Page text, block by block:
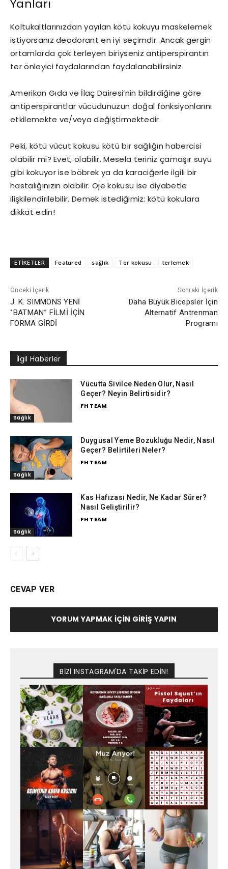
Yanları
Koltukaltlarınızdan yayılan kötü kokuyu maskelemek
istiyorsanız deodorant en iyi seçimdir. Ancak gergin
ortamlarda çok terleyen biriyseniz antiperspirantın
ter önleyici faydalarından faydalanabilirsiniz.
Amerikan Gıda ve İlaç Dairesi’nin bildirdiğine göre
antiperspirantlar vücudunuzun doğal fonksiyonlarını
etkilemekte ve/veya değiştirmektedir.
Peki, kötü vücut kokusu kötü bir sağlığın habercisi
olabilir mi? Evet, olabilir. Mesela teriniz çamaşır suyu
gibi kokuyor ise böbrek ya da karaciğerle ilgili bir
hastalığınızın olabilir. Oje kokusu ise diyabetle
ilişkilendirilebilir. Demek istediğimiz: kötü kokulara
dikkat edin!
ETİKETLER Featured sağlık Ter kokusu terlemek
Önceki İçerik
J. K. SIMMONS YENİ
‘’BATMAN’’ FİLMİ İÇİN
FORMA GİRDİ
Sonraki İçerik
Daha Büyük Bicepsler İçin
Alternatif Antrenman
Programı
İlgil Haberler
Sağlık
Vücutta Sivilce Neden Olur, Nasıl
Geçer? Neyin Belirtisidir?
FH TEAM
Sağlık
Duygusal Yeme Bozukluğu Nedir, Nasıl
Geçer? Belirtileri Neler?
FH TEAM
Sağlık
Kas Hafızası Nedir, Ne Kadar Sürer?
Nasıl Geliştirilir?
FH TEAM
CEVAP VER
YORUM YAPMAK İÇIN GIRIŞ YAPIN
BİZİ INSTAGRAM'DA TAKİP EDİN!